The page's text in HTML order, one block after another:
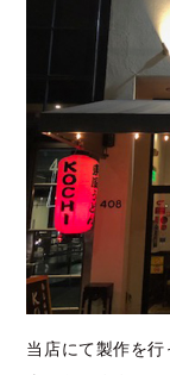
当店にて製作を